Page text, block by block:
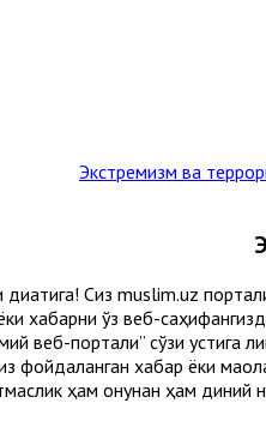
Экстремизм ва
диққатига! Сиз muslim.uz
хабарни ўз веб-
веб-портали” сўзи устига
фойдаланган хабар ёки
ҳам қонунан ҳам диний